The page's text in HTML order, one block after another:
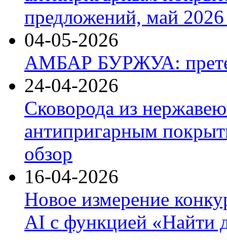
предложений, май 2026
04-05-2026
АМБАР БУРЖУА:
24-04-2026
Сковорода из
антипригарным
обзор
16-04-2026
Новое измерение
AI с функцией «Найти